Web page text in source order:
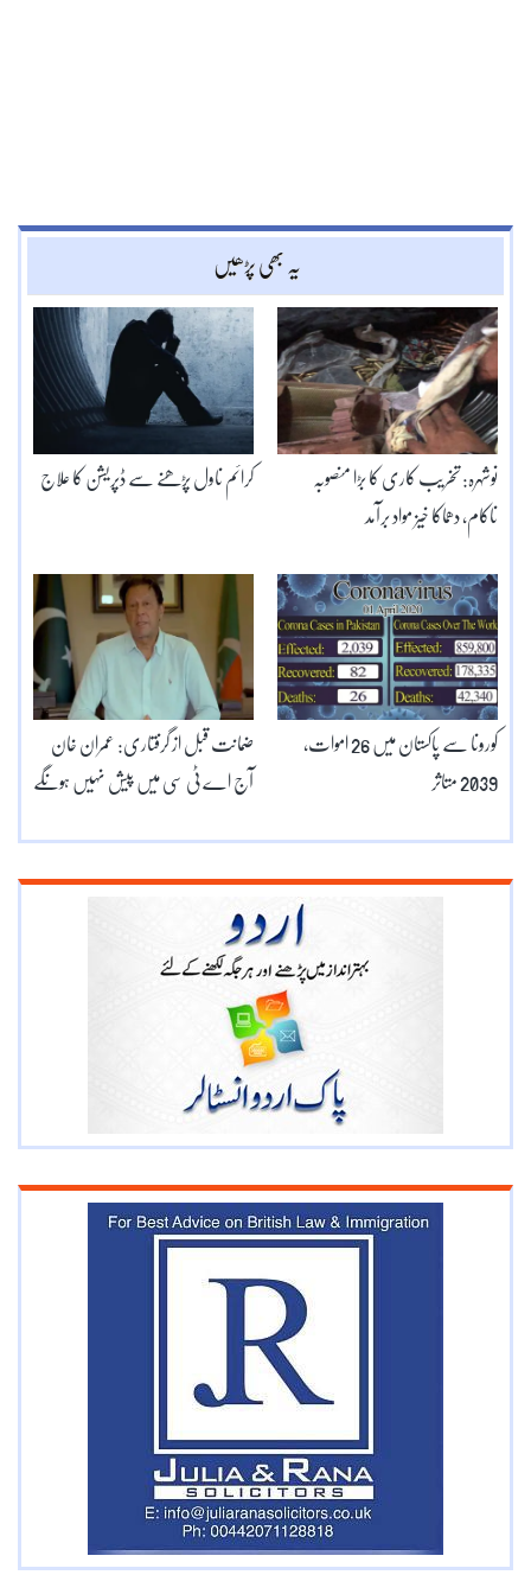
یہ بھی پڑھیں
کرائم ناول پڑھنے سے ڈپریشن کا علاج نوشہرہ: تخریب کاری کا بڑا منصوبہ
ناکام، دھماکا خیز مواد برآمد
ضمانت قبل از گرفتاری: عمران خان
آج اے ٹی سی میں پیش نہیں ہونگے
کورونا سے پاکستان میں 26 اموات،
2039 متاثر